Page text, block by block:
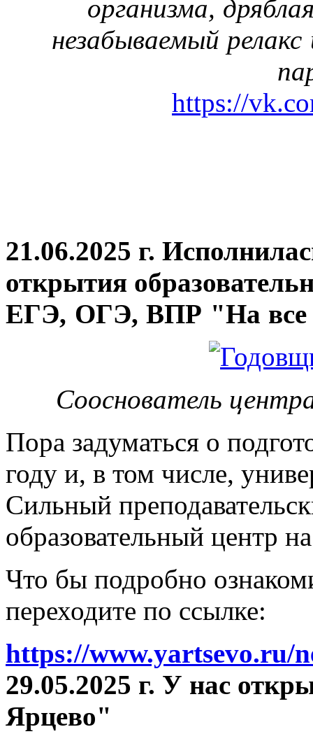
организма,
незабываемый
https://
21.06.2025 г.
открытия
ЕГЭ, ОГЭ, ВПР "На все
Сооснователь
Пора задуматься о
году и, в том числе,
Сильный
образовательный центр
Что бы подробно
переходите по ссылке:
https://www.yartsevo.ru/
29.05.2025 г. У нас
Ярцево"